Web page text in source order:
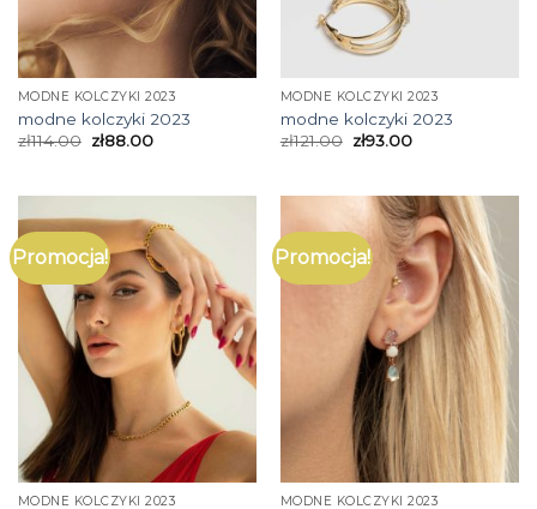
MODNE KOLCZYKI 2023
modne kolczyki 2023
zł114.00 zł88.00
MODNE KOLCZYKI 2023
modne kolczyki 2023
zł121.00 zł93.00
Promocja!
MODNE KOLCZYKI 2023
Promocja!
MODNE KOLCZYKI 2023